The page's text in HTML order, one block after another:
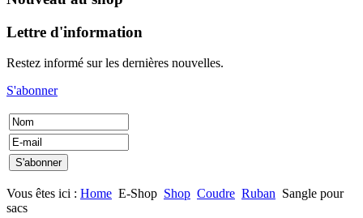
Lettre d'information
Restez informé sur les dernières nouvelles.
S'abonner
Vous êtes ici : Home E-Shop Shop Coudre Ruban Sangle pour
sacs